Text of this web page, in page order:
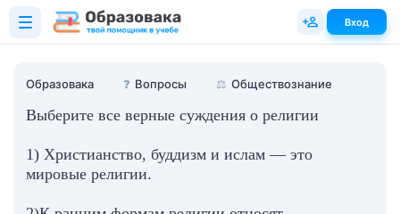
Образовака ❓ Вопросы ⚖️ Обществознание
Выберите все верные суждения о религии
1) Христианство, буддизм и ислам — это
мировые религии.
Вход